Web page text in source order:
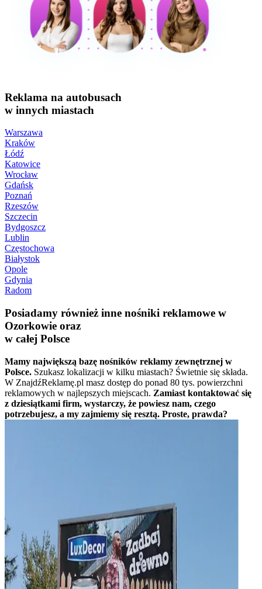
Reklama na autobusach
w innych miastach
Warszawa
Kraków
Łódź
Katowice
Wrocław
Gdańsk
Poznań
Rzeszów
Szczecin
Bydgoszcz
Lublin
Częstochowa
Białystok
Opole
Gdynia
Radom
Posiadamy również inne nośniki reklamowe w
Ozorkowie oraz
w całej Polsce
Mamy największą bazę nośników reklamy zewnętrznej w
Polsce. Szukasz lokalizacji w kilku miastach? Świetnie się składa.
W ZnajdźReklamę.pl masz dostęp do ponad 80 tys. powierzchni
reklamowych w najlepszych miejscach. Zamiast kontaktować się
z dziesiątkami firm, wystarczy, że powiesz nam, czego
potrzebujesz, a my zajmiemy się resztą. Proste, prawda?